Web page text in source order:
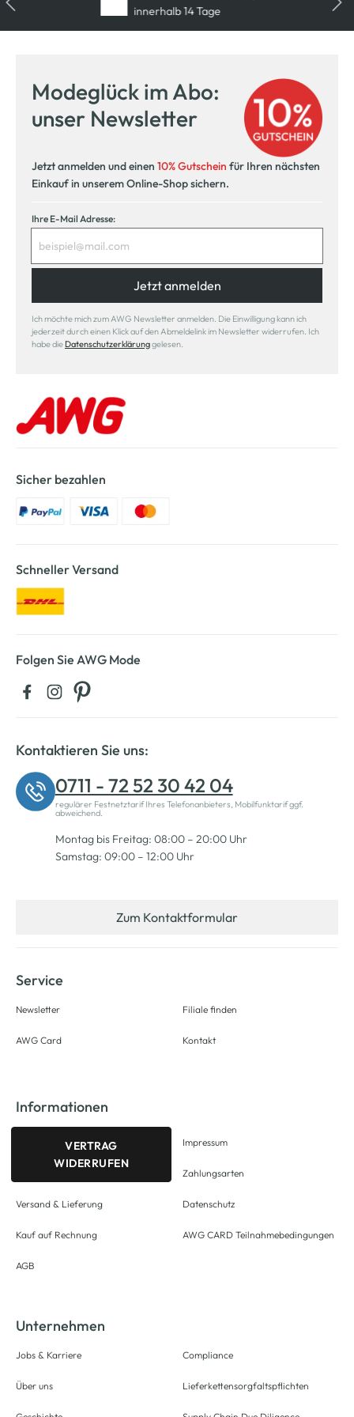
innerhalb 14 Tage
Modeglück im Abo:
unser Newsletter
Jetzt anmelden und einen 10% Gutschein für Ihren nächsten
Einkauf in unserem Online-Shop sichern.
Ihre E-Mail Adresse:
Jetzt anmelden
Ich möchte mich zum AWG Newsletter anmelden. Die Einwilligung kann ich
jederzeit durch einen Klick auf den Abmeldelink im Newsletter widerrufen. Ich
habe die Datenschutzerklärunggelesen.
Sicher bezahlen
Schneller Versand
Folgen Sie AWG Mode
Kontaktieren Sie uns:
0711 - 72 52 30 42 04
regulärer Festnetztarif Ihres Telefonanbieters, Mobilfunktarif ggf.
abweichend.
Montag bis Freitag: 08:00 – 20:00 Uhr
Samstag: 09:00 – 12:00 Uhr
Zum Kontaktformular
Service
Newsletter
AWG Card
Filiale finden
Kontakt
Informationen
VERTRAG
WIDERRUFEN
Versand & Lieferung
Kauf auf Rechnung
AGB
Impressum
Zahlungsarten
Datenschutz
AWG CARD Teilnahmebedingungen
Unternehmen
Jobs & Karriere
Über uns
Compliance
Lieferkettensorgfaltspflichten